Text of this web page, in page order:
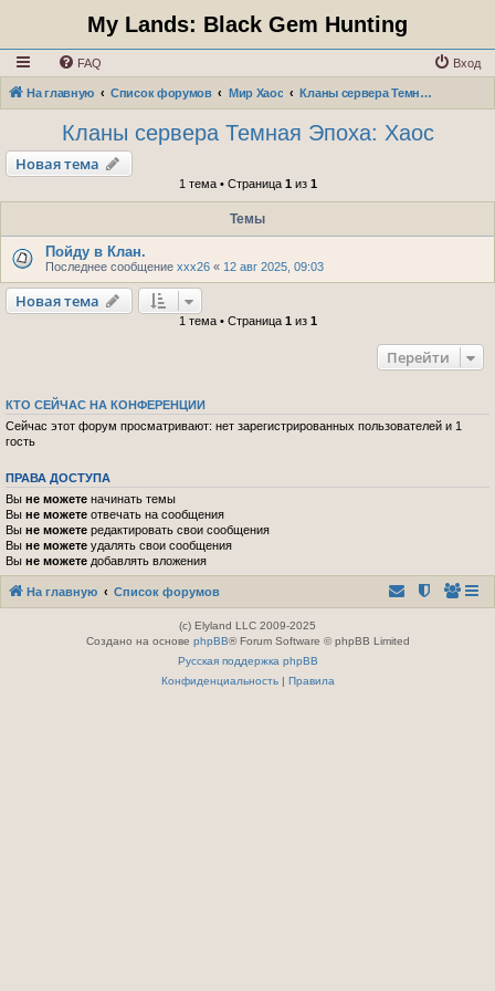
My Lands: Black Gem Hunting
FAQ Вход
На главную Список форумов Мир Хаос Кланы сервера Темная Эпоха: Хаос
Кланы сервера Темная Эпоха: Хаос
Новая тема
1 тема • Страница 1из 1
Темы
Пойду в Клан.
Последнее сообщение xxx26 « 12 авг 2025, 09:03
Новая тема
1 тема • Страница 1из 1
Перейти
КТО СЕЙЧАС НА КОНФЕРЕНЦИИ
Сейчас этот форум просматривают: нет зарегистрированных пользователей и 1
гость
ПРАВА ДОСТУПА
Вы не можете начинать темы
Вы не можете отвечать на сообщения
Вы не можете редактировать свои сообщения
Вы не можете удалять свои сообщения
Вы не можете добавлять вложения
На главную Список форумов
(c) Elyland LLC 2009-2025
Создано на основе phpBB® Forum Software © phpBB Limited
Русская поддержка phpBB
Конфиденциальность| Правила